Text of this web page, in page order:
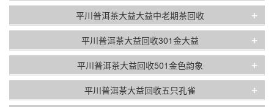
平川普洱茶大益大益中老期茶回收 +
平川普洱茶大益回收301金大益 +
平川普洱茶大益回收501金色韵象 +
平川普洱茶大益回收五只孔雀 +